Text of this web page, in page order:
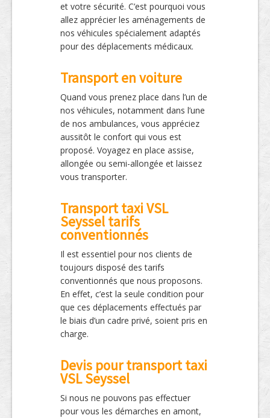
et votre sécurité. C’est pourquoi vous
allez apprécier les aménagements de
nos véhicules spécialement adaptés
pour des déplacements médicaux.
Transport en voiture
Quand vous prenez place dans l’un de
nos véhicules, notamment dans l’une
de nos ambulances, vous appréciez
aussitôt le confort qui vous est
proposé. Voyagez en place assise,
allongée ou semi-allongée et laissez
vous transporter.
Transport taxi VSL
Seyssel tarifs
conventionnés
Il est essentiel pour nos clients de
toujours disposé des tarifs
conventionnés que nous proposons.
En effet, c’est la seule condition pour
que ces déplacements effectués par
le biais d’un cadre privé, soient pris en
charge.
Devis pour transport taxi
VSL Seyssel
Si nous ne pouvons pas effectuer
pour vous les démarches en amont,